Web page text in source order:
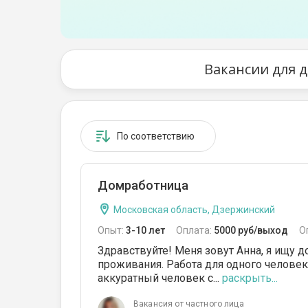
От 141 до 170 кв.м
От 171 до 200 кв.м
От 701 до 900 кв.м
От 900 кв.м
Вакансии для
По соответствию
Домработница
Московская область, Дзержинский
Опыт: 3-10 лет Оплата: 5000 руб/выход
Здравствуйте! Меня зовут Анна, я ищу
проживания. Работа для одного
аккуратный человек с... раскрыть...
Вакансия от частного лица